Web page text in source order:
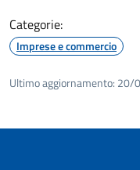
Categorie:
Imprese e commercio
Ultimo aggiornamento: 20/